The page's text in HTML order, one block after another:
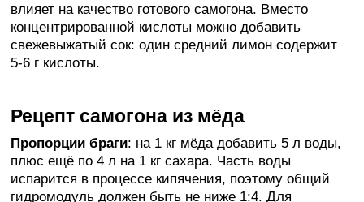
влияет на качество готового самогона. Вместо
концентрированной кислоты можно добавить
свежевыжатый сок: один средний лимон содержит
5-6 г кислоты.
Рецепт самогона из мёда
Пропорции браги: на 1 кг мёда добавить 5 л воды,
плюс ещё по 4 л на 1 кг сахара. Часть воды
испарится в процессе кипячения, поэтому общий
гидромодуль должен быть не ниже 1:4. Для